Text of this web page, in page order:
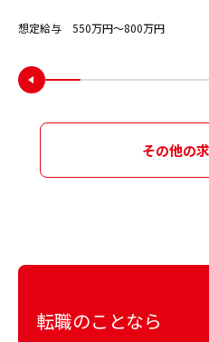
想定給与 550万円〜800万円
その他の
転職のことなら